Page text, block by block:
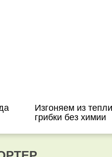
Изгоняем из
грибки без химии